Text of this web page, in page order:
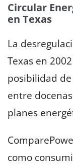
Circular
en Texas
La
Texas en
posibilidad
entre
planes
como